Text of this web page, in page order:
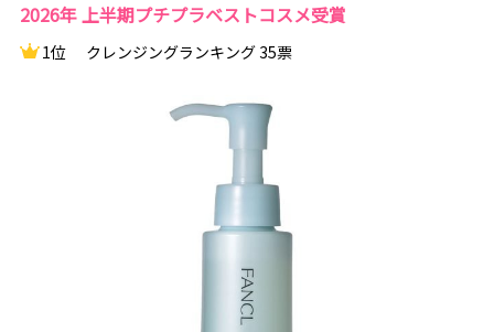
2026年 上半期プチプラベストコスメ受賞
1位 クレンジングランキング 35票